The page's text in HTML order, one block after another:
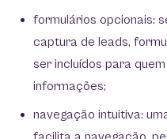
formulários opcionais:
captura de leads,
ser incluídos para
informações;
navegação intuitiva: